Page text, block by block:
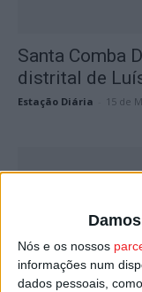
Nós e os nossos
informações num
dados pessoais,
Santa Comba
distrital de
Estação Diária 15 de